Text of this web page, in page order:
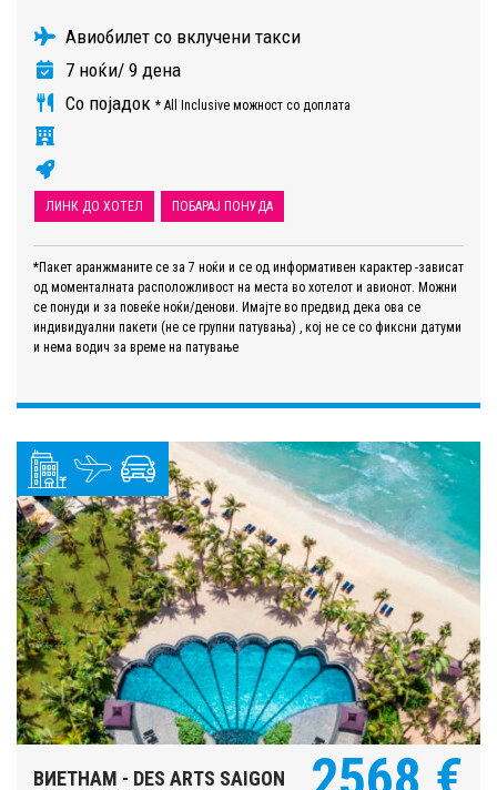
Авиобилет со вклучени такси
7 ноќи/ 9 дена
Со појадок * All Inclusive можност со доплата
ЛИНК ДО ХОТЕЛ ПОБАРАЈ ПОНУДА
*Пакет аранжманите се за 7 ноќи и се од информативен карактер -зависат
од моменталната расположливост на места во хотелот и авионот. Можни
се понуди и за повеќе ноќи/денови. Имајте во предвид дека ова се
индивидуални пакети (не се групни патувања) , кој не се со фиксни датуми
и нема водич за време на патување
ВИЕТНАМ - DES ARTS SAIGON